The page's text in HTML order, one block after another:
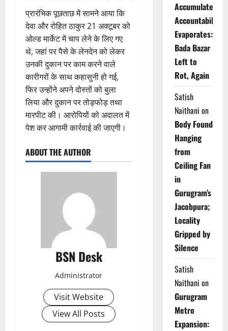
प्रारंभिक पूछताछ में सामने आया कि
देवा और रोहित ठाकुर 21 अक्टूबर को
ओल्ड मार्केट में चाप लेने के लिए गए
थे, जहां पर पैसे के लेनदेन को लेकर
उनकी दुकान पर काम करने वाले
कारीगरों के साथ कहासुनी हो गई,
फिर उन्होंने अपने दोस्तों को बुला
लिया और दुकान पर तोड़फोड़ तथा
मारपीट की। आरोपियों को अदालत में
पेश कर आगामी कार्रवाई की जाएगी।
ABOUT THE AUTHOR
BSN Desk
Administrator
Visit Website
View All Posts
Accumulates,
Accountability
Evaporates:
Bada Bazar
Left to
Rot, Again
Satish
Naithani on
Body Found
Hanging
from
Ceiling Fan
in
Gurugram’s
Jacobpura;
Locality
Gripped by
Silence
Satish
Naithani on
Gurugram
Metro
Expansion: